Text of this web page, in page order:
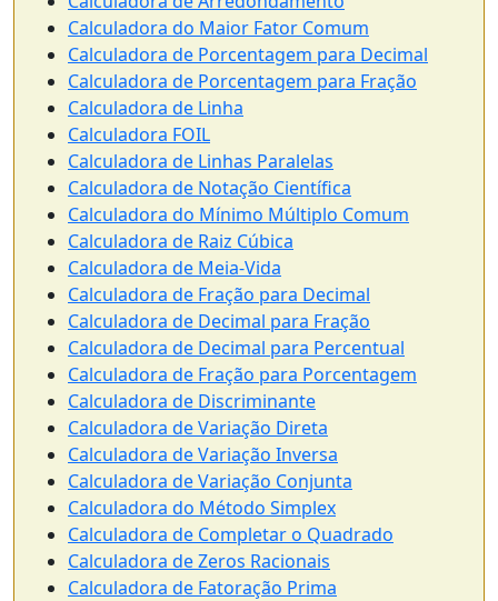
Calculadora do Maior Fator Comum
Calculadora de Porcentagem para Decimal
Calculadora de Porcentagem para Fração
Calculadora de Linha
Calculadora FOIL
Calculadora de Linhas Paralelas
Calculadora de Notação Científica
Calculadora do Mínimo Múltiplo Comum
Calculadora de Raiz Cúbica
Calculadora de Meia-Vida
Calculadora de Fração para Decimal
Calculadora de Decimal para Fração
Calculadora de Decimal para Percentual
Calculadora de Fração para Porcentagem
Calculadora de Discriminante
Calculadora de Variação Direta
Calculadora de Variação Inversa
Calculadora de Variação Conjunta
Calculadora do Método Simplex
Calculadora de Completar o Quadrado
Calculadora de Zeros Racionais
Calculadora de Fatoração Prima